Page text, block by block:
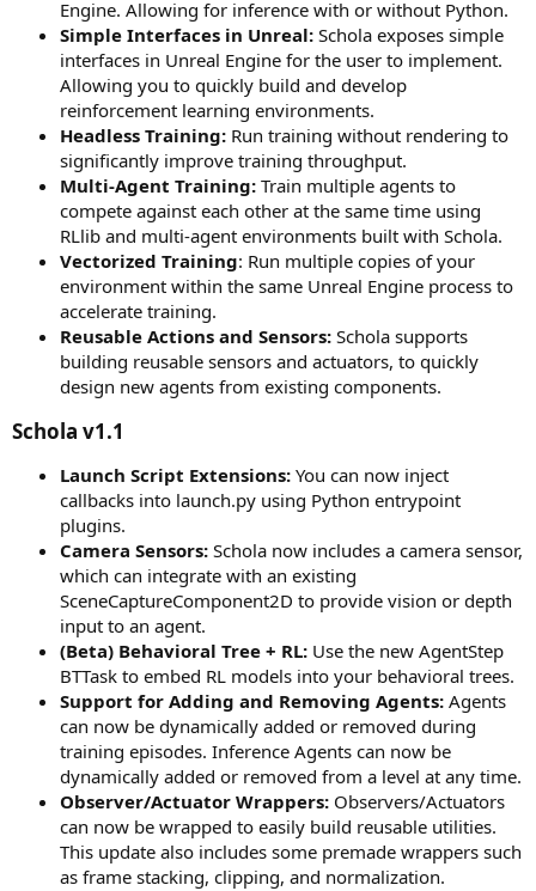
Engine. Allowing for inference with or without Python.
Simple Interfaces in Unreal: Schola exposes simple
interfaces in Unreal Engine for the user to implement.
Allowing you to quickly build and develop
reinforcement learning environments.
Headless Training: Run training without rendering to
significantly improve training throughput.
Multi-Agent Training: Train multiple agents to
compete against each other at the same time using
RLlib and multi-agent environments built with Schola.
Vectorized Training: Run multiple copies of your
environment within the same Unreal Engine process to
accelerate training.
Reusable Actions and Sensors: Schola supports
building reusable sensors and actuators, to quickly
design new agents from existing components.
Schola v1.1​
Launch Script Extensions: You can now inject
callbacks into launch.py using Python entrypoint
plugins.
Camera Sensors: Schola now includes a camera sensor,
which can integrate with an existing
SceneCaptureComponent2D to provide vision or depth
input to an agent.
(Beta) Behavioral Tree + RL: Use the new AgentStep
BTTask to embed RL models into your behavioral trees.
Support for Adding and Removing Agents: Agents
can now be dynamically added or removed during
training episodes. Inference Agents can now be
dynamically added or removed from a level at any time.
Observer/Actuator Wrappers: Observers/Actuators
can now be wrapped to easily build reusable utilities.
This update also includes some premade wrappers such
as frame stacking, clipping, and normalization.